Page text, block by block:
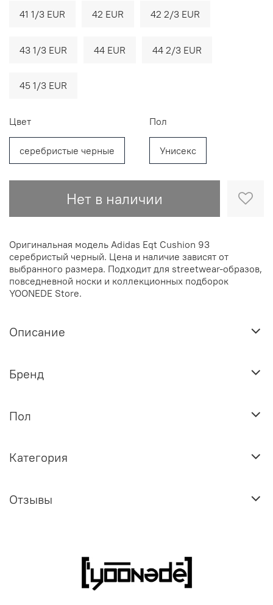
Нет в наличии
41 1/3 EUR 42 EUR 42 2/3 EUR
43 1/3 EUR 44 EUR 44 2/3 EUR
45 1/3 EUR
Цвет
серебристые черные
Пол
Унисекс
Оригинальная модель Adidas Eqt Cushion 93
серебристый черный. Цена и наличие зависят от
выбранного размера. Подходит для streetwear-образов,
повседневной носки и коллекционных подборок
YOONEDE Store.
Описание
Бренд
Пол
Категория
Отзывы